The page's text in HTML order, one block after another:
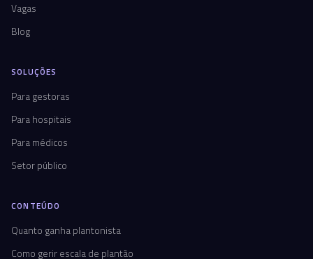
Vagas
Blog
SOLUÇÕES
Para gestoras
Para hospitais
Para médicos
Setor público
CONTEÚDO
Quanto ganha plantonista
Como gerir escala de plantão